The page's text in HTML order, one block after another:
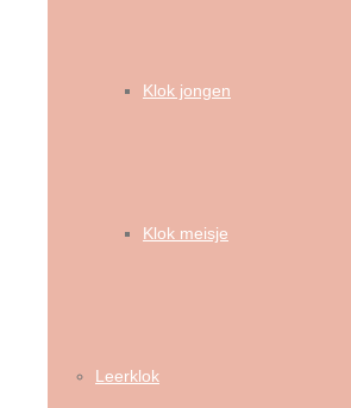
Klok jongen
Klok meisje
Leerklok